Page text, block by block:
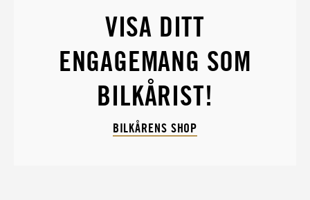
VISA DITT
ENGAGEMANG SOM
BILKÅRIST!
BILKÅRENS SHOP